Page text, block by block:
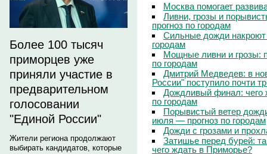
Более 100 тысяч
приморцев уже
приняли участие в
предварительном
голосовании
"Единой России"
Жители региона продолжают
выбирать кандидатов, которые
Москва помогает
Ливни, грозы и
прогноз по городам
Сильные дожди
городам
Мощные ливни и грозы:
по городам
Дмитрий Медведев: в
России" поступило почти
Дождливый финал: чего
по городам
Порывистый ветер
июля — прогноз по городам
Дожди с грозами и
Затишье перед бурей:
чего ждать в Приморье?